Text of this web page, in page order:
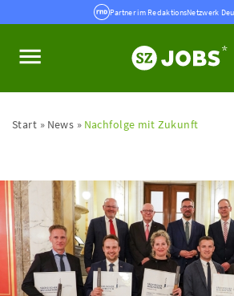
Partner im RedaktionsNetzwerk
Start News Nachfolge mit Zukunft